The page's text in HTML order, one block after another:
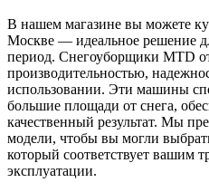
В нашем магазине вы можете
Москве — идеальное решение
период. Снегоуборщики MTD
производительностью,
использовании. Эти машины
большие площади от снега,
качественный результат. Мы
модели, чтобы вы могли
который соответствует вашим
эксплуатации.